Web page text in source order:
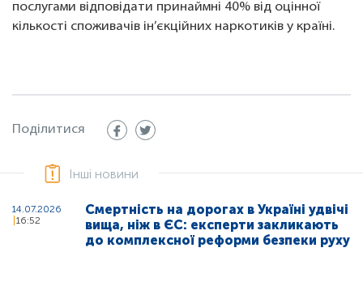
послугами відповідати принаймні 40% від оцінної
кількості споживачів ін’єкційних наркотиків у країні.
Поділитися
Інші новини
14.07.2026
16:52
Смертність на дорогах в Україні удвічі
вища, ніж в ЄС: експерти закликають
до комплексної реформи безпеки руху